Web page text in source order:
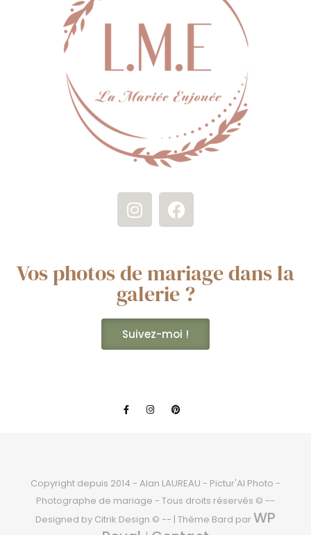
Vos photos de mariage dans la
galerie ?
Suivez-moi !
Copyright depuis 2014 - Alan LAUREAU - Pictur'Al Photo -
Photographe de mariage - Tous droits réservés © --
Designed by Citrik Design © -- | Thème Bard parWP